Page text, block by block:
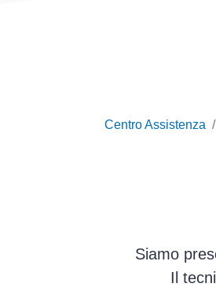
Centro Assistenza
Siamo
Il